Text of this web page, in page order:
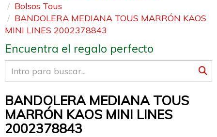
Bolsos Tous
BANDOLERA MEDIANA TOUS MARRÓN KAOS
MINI LINES 2002378843
Encuentra el regalo perfecto
BANDOLERA MEDIANA TOUS
MARRÓN KAOS MINI LINES
2002378843